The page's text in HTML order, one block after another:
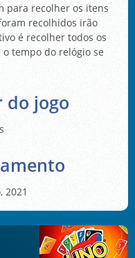
para recolher os itens
recolhidos irão
é recolher todos os
tempo do relógio se
do jogo
2021